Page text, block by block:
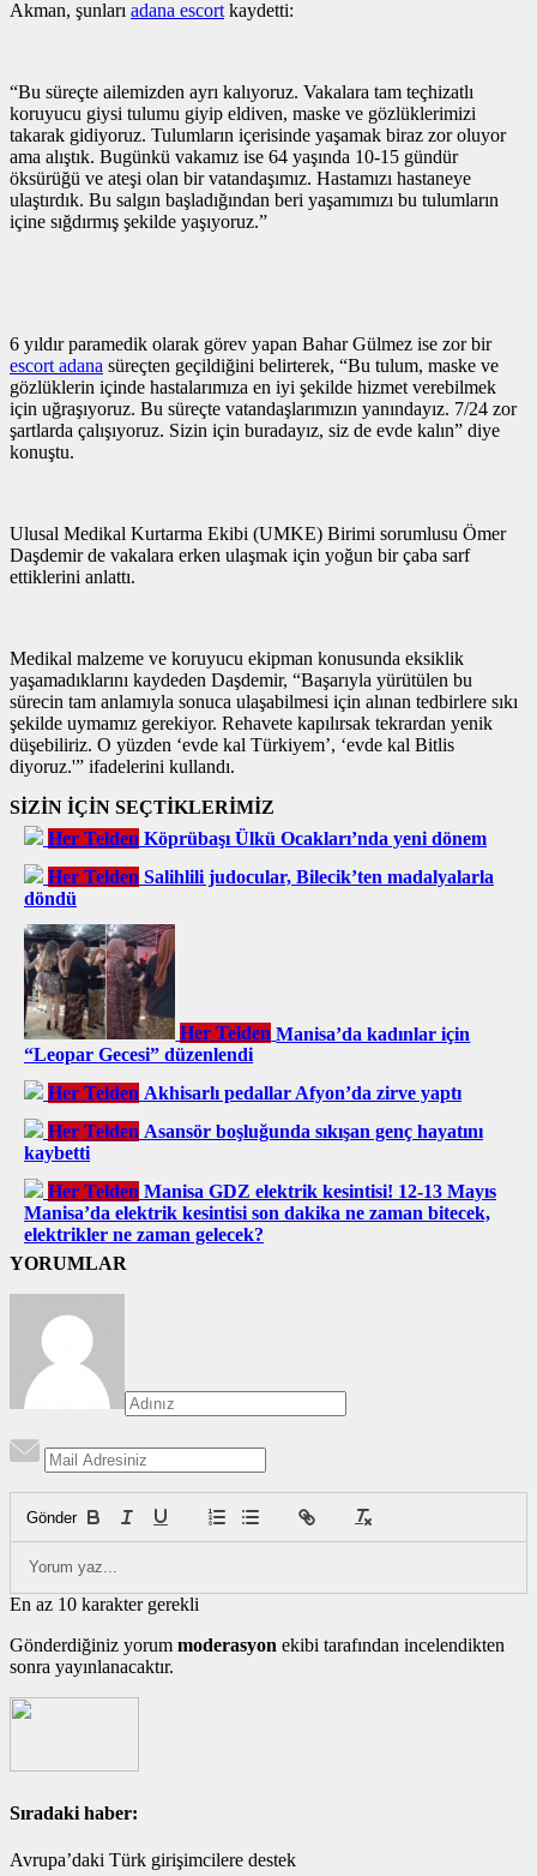
Akman, şunları adana escort kaydetti:
“Bu süreçte ailemizden ayrı kalıyoruz. Vakalara tam teçhizatlı
koruyucu giysi tulumu giyip eldiven, maske ve gözlüklerimizi
takarak gidiyoruz. Tulumların içerisinde yaşamak biraz zor oluyor
ama alıştık. Bugünkü vakamız ise 64 yaşında 10-15 gündür
öksürüğü ve ateşi olan bir vatandaşımız. Hastamızı hastaneye
ulaştırdık. Bu salgın başladığından beri yaşamımızı bu tulumların
içine sığdırmış şekilde yaşıyoruz.”
6 yıldır paramedik olarak görev yapan Bahar Gülmez ise zor bir
escort adana süreçten geçildiğini belirterek, “Bu tulum, maske ve
gözlüklerin içinde hastalarımıza en iyi şekilde hizmet verebilmek
için uğraşıyoruz. Bu süreçte vatandaşlarımızın yanındayız. 7/24 zor
şartlarda çalışıyoruz. Sizin için buradayız, siz de evde kalın” diye
konuştu.
Ulusal Medikal Kurtarma Ekibi (UMKE) Birimi sorumlusu Ömer
Daşdemir de vakalara erken ulaşmak için yoğun bir çaba sarf
ettiklerini anlattı.
Medikal malzeme ve koruyucu ekipman konusunda eksiklik
yaşamadıklarını kaydeden Daşdemir, “Başarıyla yürütülen bu
sürecin tam anlamıyla sonuca ulaşabilmesi için alınan tedbirlere sıkı
şekilde uymamız gerekiyor. Rehavete kapılırsak tekrardan yenik
düşebiliriz. O yüzden ‘evde kal Türkiyem’, ‘evde kal Bitlis
diyoruz.'” ifadelerini kullandı.
SİZİN İÇİN SEÇTİKLERİMİZ
Her Telden Köprübaşı Ülkü Ocakları’nda yeni dönem
Her Telden Salihlili judocular, Bilecik’ten madalyalarla
döndü
Her Telden Manisa’da kadınlar için
“Leopar Gecesi” düzenlendi
Her Telden Akhisarlı pedallar Afyon’da zirve yaptı
Her Telden Asansör boşluğunda sıkışan genç hayatını
kaybetti
Her Telden Manisa GDZ elektrik kesintisi! 12-13 Mayıs
Manisa’da elektrik kesintisi son dakika ne zaman bitecek,
elektrikler ne zaman gelecek?
YORUMLAR
Gönder
En az 10 karakter gerekli
Gönderdiğiniz yorum moderasyon ekibi tarafından incelendikten
sonra yayınlanacaktır.
Sıradaki haber:
Avrupa’daki Türk girişimcilere destek